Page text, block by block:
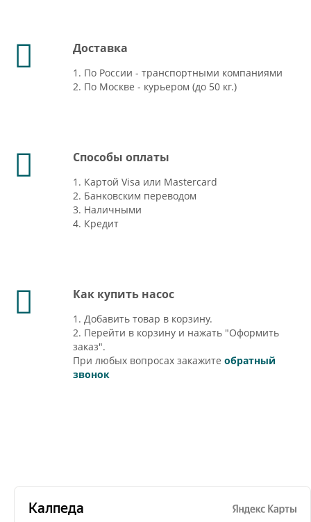
Доставка
1. По России - транспортными компаниями
2. По Москве - курьером (до 50 кг.)
Способы оплаты
1. Картой Visa или Mastercard
2. Банковским переводом
3. Наличными
4. Кредит
Как купить насос
1. Добавить товар в корзину.
2. Перейти в корзину и нажать "Оформить
заказ".
При любых вопросах закажите обратный
звонок